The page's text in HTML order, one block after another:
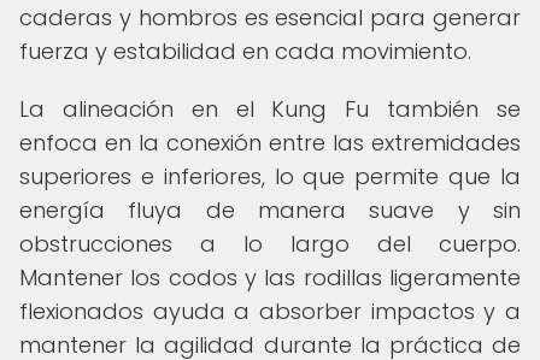
caderas y hombros es esencial para generar
fuerza y estabilidad en cada movimiento.
La alineación en el Kung Fu también se
enfoca en la conexión entre las extremidades
superiores e inferiores, lo que permite que la
energía fluya de manera suave y sin
obstrucciones a lo largo del cuerpo.
Mantener los codos y las rodillas ligeramente
flexionados ayuda a absorber impactos y a
mantener la agilidad durante la práctica de